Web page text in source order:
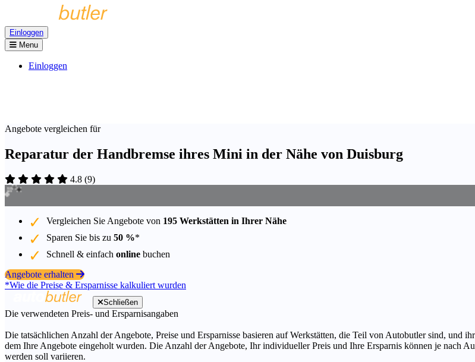
Einloggen
Menu
Einloggen
Angebote vergleichen für
Reparatur der Handbremse ihres Mini in der Nähe von Duisburg
4.8 (9)
Vergleichen Sie Angebote von 195 Werkstätten in Ihrer Nähe
Sparen Sie bis zu 50 %*
Schnell & einfach online buchen
Angebote erhalten
*Wie die Preise & Ersparnisse kalkuliert wurden
Schließen
Die verwendeten Preis- und Ersparnisangaben
Die tatsächlichen Anzahl der Angebote, Preise und Ersparnisse basieren auf Werkstätten, die Teil von Autobutler sind,
dem Ihre Angebote eingeholt wurden. Die Anzahl der Angebote, Ihr individueller Preis und Ihre Ersparnis können je nach
werden soll variieren.